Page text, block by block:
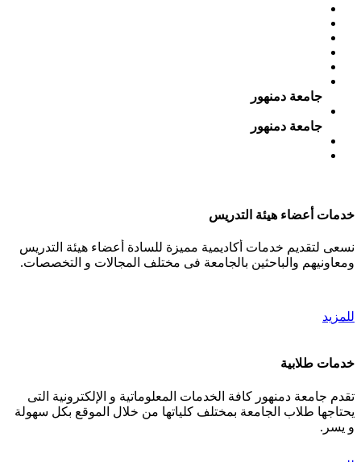
جامعة دمنهور
جامعة دمنهور
خدمات أعضاء هيئة التدريس
نسعى لتقديم خدمات أكاديمية مميزة للسادة أعضاء هيئة التدريس
ومعاونيهم والباحثين بالجامعة فى مختلف المجالات و التخصصات.
للمزيد
خدمات طلابية
تقدم جامعة دمنهور كافة الخدمات المعلوماتية و الإلكترونية التى
يحتاجها طلاب الجامعة بمختلف كلياتها من خلال الموقع بكل سهولة
و يسر.